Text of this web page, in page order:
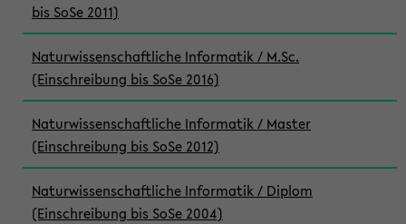
bis SoSe 2011)
Naturwissenschaftliche Informatik / M.Sc.
(Einschreibung bis SoSe 2016)
Naturwissenschaftliche Informatik / Master
(Einschreibung bis SoSe 2012)
Naturwissenschaftliche Informatik / Diplom
(Einschreibung bis SoSe 2004)